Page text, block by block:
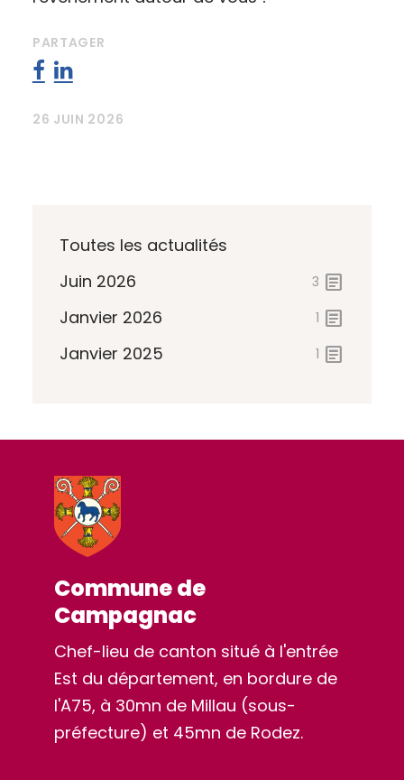
PARTAGER
26 JUIN 2026
Toutes les actualités
Juin 2026
3 article
Janvier 2026 1 article
Janvier 2025 1 article
Commune de
Campagnac
Chef-lieu de canton situé à l'entrée
Est du département, en bordure de
l'A75, à 30mn de Millau (sous-
préfecture) et 45mn de Rodez.